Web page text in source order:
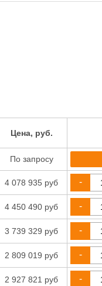
Цена, руб.
По запросу
4 078 935 руб -
4 450 490 руб -
3 739 329 руб -
2 809 019 руб -
2 927 821 руб -